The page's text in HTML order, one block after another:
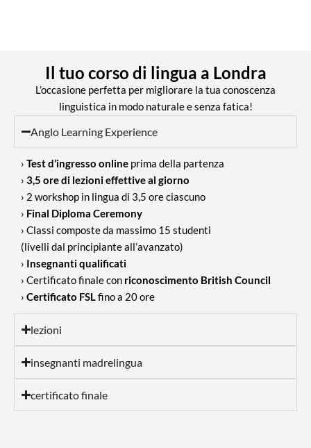
Il tuo corso di lingua a Londra
L’occasione perfetta per migliorare la tua conoscenza
linguistica in modo naturale e senza fatica!
Anglo Learning Experience
› Test d’ingresso online prima della partenza
› 3,5 ore di lezioni effettive al giorno
› 2 workshop in lingua di 3,5 ore ciascuno
› Final Diploma Ceremony
› Classi composte da massimo 15 studenti
(livelli dal principiante all’avanzato)
› Insegnanti qualificati
› Certificato finale con riconoscimento British Council
› Certificato FSLfino a 20 ore
lezioni
insegnanti madrelingua
certificato finale